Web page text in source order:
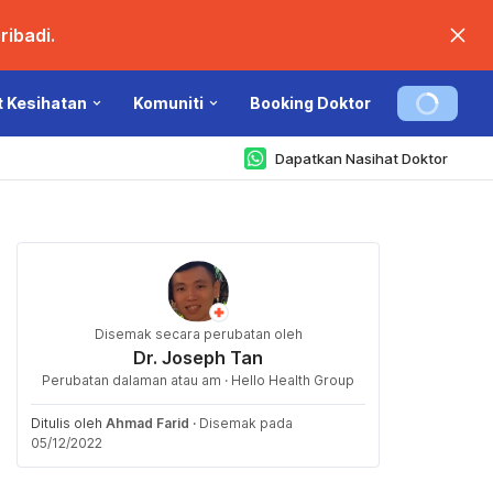
Kesihatan Komuniti Booking Doktor
Dapatkan Nasihat Doktor
Disemak secara perubatan oleh
Dr. Joseph Tan
Perubatan dalaman atau am · Hello Health Group
Ditulis oleh Ahmad Farid · Disemak pada
05/12/2022